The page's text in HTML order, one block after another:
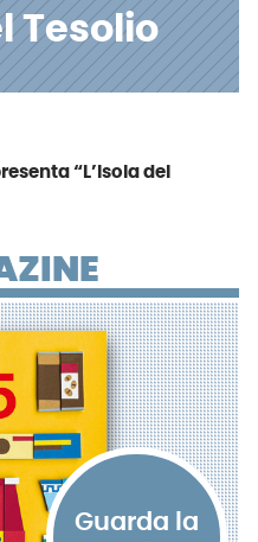
Tesolio
“L’Isola del